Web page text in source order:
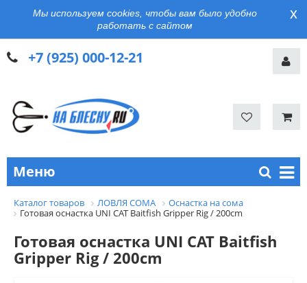
Мы используем cookies, чтобы вам было удобно
работать с сайтом
x
+7 (925) 000-12-21
Меню
Каталог товаров ЛОВЛЯ СОМА
Оснастка на сома
Готовая оснастка UNI CAT Baitfish Gripper Rig / 200cm
Готовая оснастка UNI CAT Baitfish
Gripper Rig / 200cm